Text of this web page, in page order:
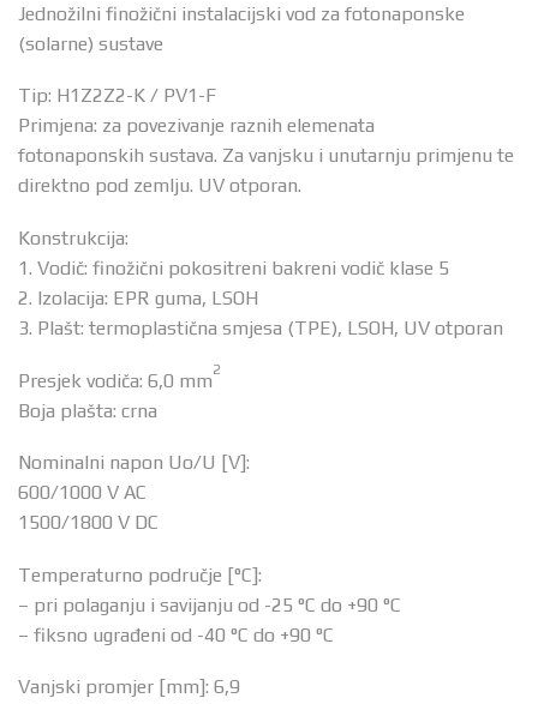
Jednožilni finožični instalacijski vod za fotonaponske
(solarne) sustave
Tip: H1Z2Z2-K / PV1-F
Primjena: za povezivanje raznih elemenata
fotonaponskih sustava. Za vanjsku i unutarnju primjenu te
direktno pod zemlju. UV otporan.
Konstrukcija:
1. Vodič: finožični pokositreni bakreni vodič klase 5
2. Izolacija: EPR guma, LSOH
3. Plašt: termoplastična smjesa (TPE), LSOH, UV otporan
Presjek vodiča: 6,0 mm
2
Boja plašta: crna
Nominalni napon Uo/U [V]:
600/1000 V AC
1500/1800 V DC
Temperaturno područje [°C]:
– pri polaganju i savijanju od -25 °C do +90 °C
– fiksno ugrađeni od -40 °C do +90 °C
Vanjski promjer [mm]: 6,9